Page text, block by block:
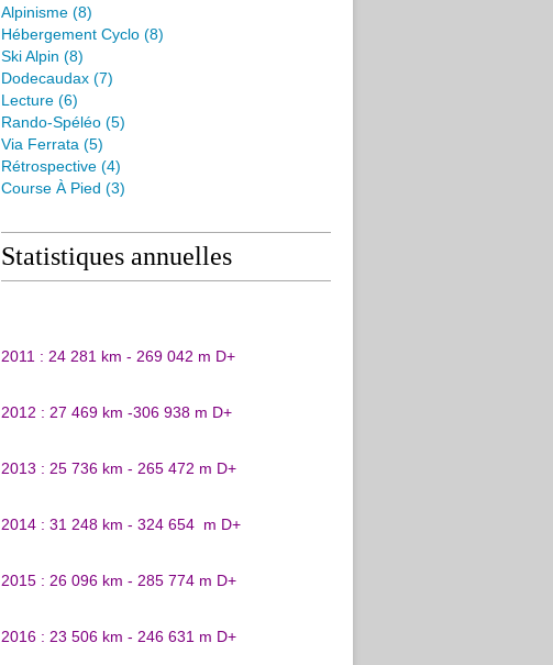
Alpinisme (8)
Hébergement Cyclo (8)
Ski Alpin (8)
Dodecaudax (7)
Lecture (6)
Rando-Spéléo (5)
Via Ferrata (5)
Rétrospective (4)
Course À Pied (3)
Statistiques annuelles
2011 : 24 281 km - 269 042 m D+
2012 : 27 469 km -306 938 m D+
2013 : 25 736 km - 265 472 m D+
2014 : 31 248 km - 324 654 m D+
2015 : 26 096 km - 285 774 m D+
2016 : 23 506 km - 246 631 m D+